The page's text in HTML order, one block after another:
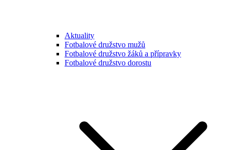
Aktuality
Fotbalové družstvo mužů
Fotbalové družstvo žáků a přípravky
Fotbalové družstvo dorostu